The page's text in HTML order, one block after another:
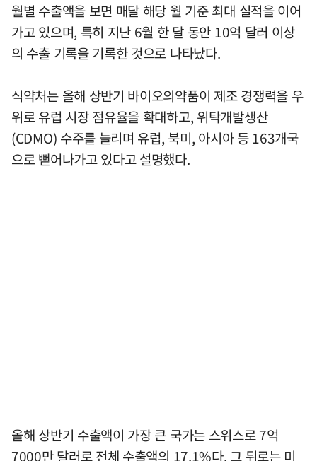
월별 수출액을 보면 매달 해당 월 기준 최대 실적을 이어
가고 있으며, 특히 지난 6월 한 달 동안 10억 달러 이상
의 수출 기록을 기록한 것으로 나타났다.
식약처는 올해 상반기 바이오의약품이 제조 경쟁력을 우
위로 유럽 시장 점유율을 확대하고, 위탁개발생산
(CDMO) 수주를 늘리며 유럽, 북미, 아시아 등 163개국
으로 뻗어나가고 있다고 설명했다.
올해 상반기 수출액이 가장 큰 국가는 스위스로 7억
7000만 달러로 전체 수출액의 17.1%다. 그 뒤로는 미